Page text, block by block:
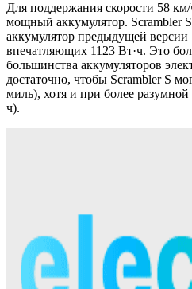
Для поддержания скорости 58
мощный аккумулятор. Scrambler
аккумулятор предыдущей
впечатляющих 1123 Вт·ч. Это
большинства аккумуляторов
достаточно, чтобы Scrambler S
миль), хотя и при более
ч).